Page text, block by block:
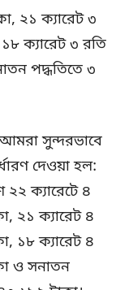
২১ ক্যারেট ৩
ক্যারেট ৩ রতি
পদ্ধতিতে ৩
সুন্দরভাবে
দেওয়া হল:
২২ ক্যারেটে ৪
২১ ক্যারেট ৪
১৮ ক্যারেট ৪
ও সনাতন